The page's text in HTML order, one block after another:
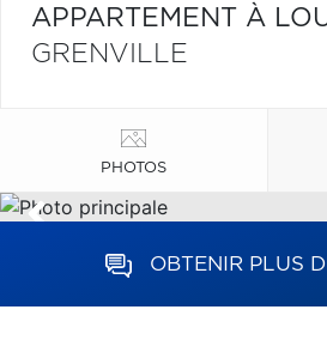
APPARTEMENT À
GRENVILLE
PHOTOS
OBTENIR PLUS